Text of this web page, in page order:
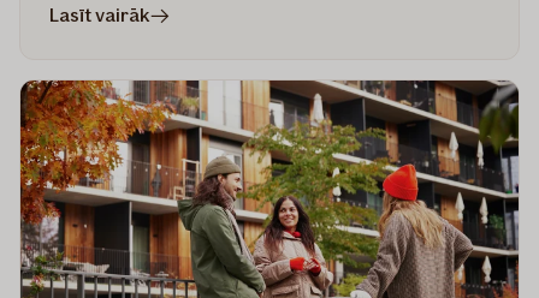
Lasīt vairākrakstā
apdrošināšana
–
5
padomi
prasmīgam
saimniekam